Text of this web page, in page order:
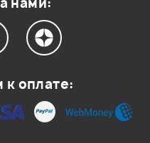
оплате: